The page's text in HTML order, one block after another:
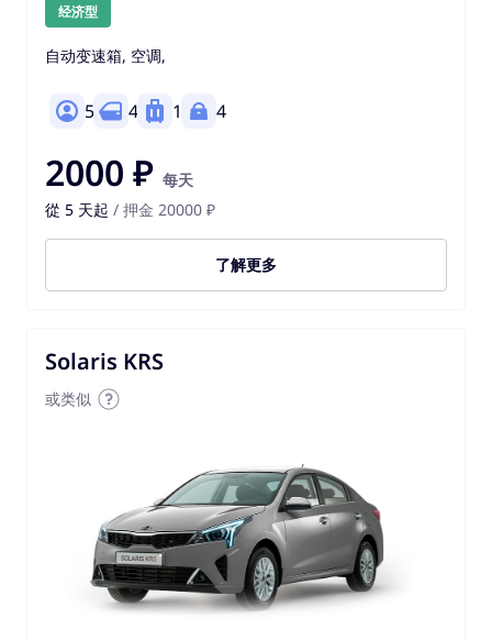
经济型
自动变速箱, 空调,
5 4 1 4
2000 ₽ 每天
從 5 天起 / 押金 20000 ₽
了解更多
Solaris KRS
或类似